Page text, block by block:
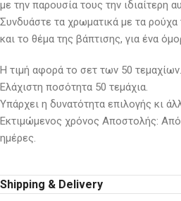
με την παρουσία τους την ιδιαίτερη
Συνδυάστε τα χρωματικά με τα
και το θέμα της βάπτισης, για ένα
Η τιμή αφορά το σετ των 50 τεμαχίων.
Ελάχιστη ποσότητα 50 τεμάχια.
Υπάρχει η δυνατότητα επιλογής κι
Εκτιμώμενος χρόνος Αποστολής:
ημέρες.
Shipping & Delivery